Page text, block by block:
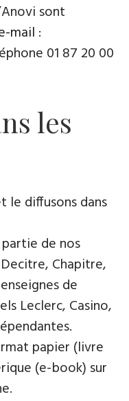
sont
mail :
​​0​1 87 20 00
les
le diffusons dans
de nos
Chapitre,
de
Leclerc, Casino,
papier (livre
(e-book) sur